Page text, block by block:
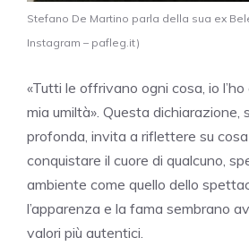
Stefano De Martino parla della sua ex
Instagram – pafleg.it)
«Tutti le offrivano ogni cosa, io
mia umiltà». Questa dichiarazione,
profonda, invita a riflettere su
conquistare il cuore di qualcuno,
ambiente come quello dello
l’apparenza e la fama sembrano
valori più autentici.